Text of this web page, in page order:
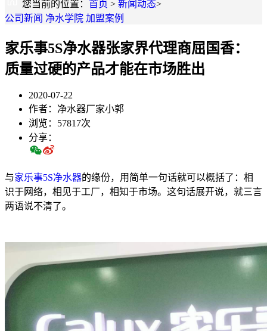
您当前的位置： 首页 > 新闻动态>
公司新闻 净水学院 加盟案例
家乐事5S净水器张家界代理商屈国香：
质量过硬的产品才能在市场胜出
2020-07-22
作者：净水器厂家小郭
浏览：57817次
分享：
与家乐事5S净水器的缘份，用简单一句话就可以概括了：相
识于网络，相见于工厂，相知于市场。这句话展开说，就三言
两语说不清了。